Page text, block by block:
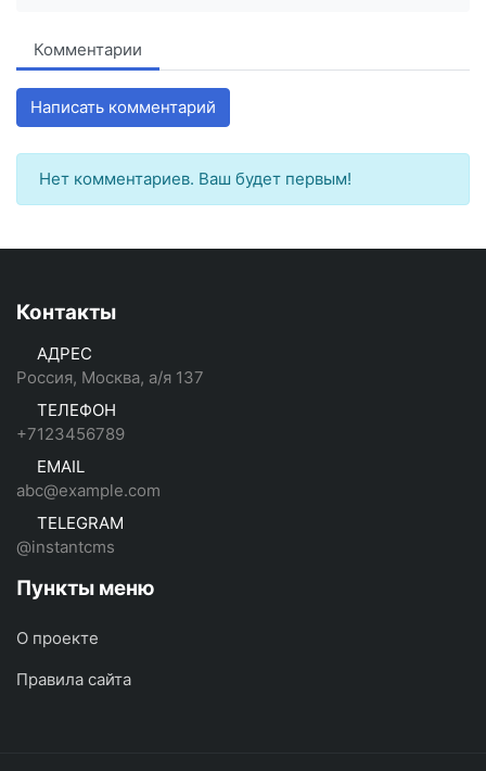
Комментарии
Написать комментарий
Нет комментариев. Ваш будет первым!
Контакты
АДРЕС
Россия, Москва, а/я 137
ТЕЛЕФОН
+7123456789
EMAIL
abc@example.com
TELEGRAM
@instantcms
Пункты меню
О проекте
Правила сайта